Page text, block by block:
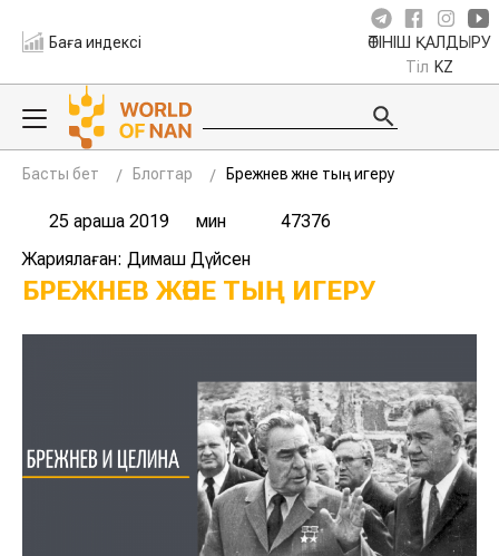
Баға индексі ӨТІНІШ ҚАЛДЫРУ
Тіл KZ
Басты бет Блогтар Брежнев және тың игеру
25 қараша 2019 мин
47376
Жариялаған: Димаш Дүйсен
БРЕЖНЕВ ЖӘНЕ ТЫҢ ИГЕРУ